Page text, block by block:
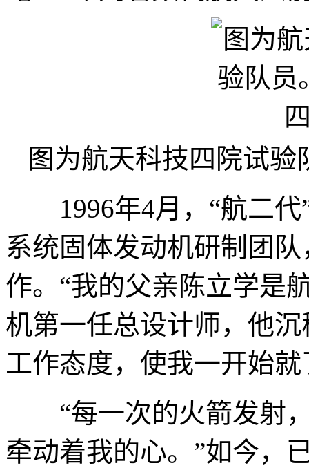
图为航天科技四院试
1996年4月，“航二代
系统固体发动机研制团
作。“我的父亲陈立学是
机第一任总设计师，他
工作态度，使我一开始
“每一次的火箭发射，
牵动着我的心。”如今，